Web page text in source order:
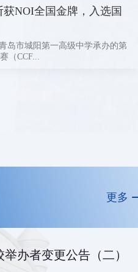
NOI全国金牌，入选国
岛市城阳第一高级中学承办的第
（CCF...
更多
办者变更公告（二）